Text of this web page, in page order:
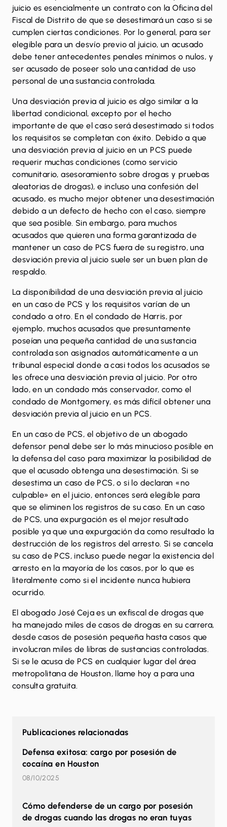
juicio es esencialmente un contrato con la Oficina del
Fiscal de Distrito de que se desestimará un caso si se
cumplen ciertas condiciones. Por lo general, para ser
elegible para un desvío previo al juicio, un acusado
debe tener antecedentes penales mínimos o nulos, y
ser acusado de poseer solo una cantidad de uso
personal de una sustancia controlada.
Una desviación previa al juicio es algo similar a la
libertad condicional, excepto por el hecho
importante de que el caso será desestimado si todos
los requisitos se completan con éxito. Debido a que
una desviación previa al juicio en un PCS puede
requerir muchas condiciones (como servicio
comunitario, asesoramiento sobre drogas y pruebas
aleatorias de drogas), e incluso una confesión del
acusado, es mucho mejor obtener una desestimación
debido a un defecto de hecho con el caso, siempre
que sea posible. Sin embargo, para muchos
acusados ​​que quieren una forma garantizada de
mantener un caso de PCS fuera de su registro, una
desviación previa al juicio suele ser un buen plan de
respaldo.
La disponibilidad de una desviación previa al juicio
en un caso de PCS y los requisitos varían de un
condado a otro. En el condado de Harris, por
ejemplo, muchos acusados ​​que presuntamente
poseían una pequeña cantidad de una sustancia
controlada son asignados automáticamente a un
tribunal especial donde a casi todos los acusados ​​se
les ofrece una desviación previa al juicio. Por otro
lado, en un condado más conservador, como el
condado de Montgomery, es más difícil obtener una
desviación previa al juicio en un PCS.
En un caso de PCS, el objetivo de un abogado
defensor penal debe ser lo más minucioso posible en
la defensa del caso para maximizar la posibilidad de
que el acusado obtenga una desestimación. Si se
desestima un caso de PCS, o si lo declaran «no
culpable» en el juicio, entonces será elegible para
que se eliminen los registros de su caso. En un caso
de PCS, una expurgación es el mejor resultado
posible ya que una expurgación da como resultado la
destrucción de los registros del arresto. Si se cancela
su caso de PCS, incluso puede negar la existencia del
arresto en la mayoría de los casos, por lo que es
literalmente como si el incidente nunca hubiera
ocurrido.
El abogado José Ceja es un exfiscal de drogas que
ha manejado miles de casos de drogas en su carrera,
desde casos de posesión pequeña hasta casos que
involucran miles de libras de sustancias controladas.
Si se le acusa de PCS en cualquier lugar del área
metropolitana de Houston, llame hoy a para una
consulta gratuita.
Publicaciones relacionadas
Defensa exitosa: cargo por posesión de
cocaína en Houston
08/10/2025
Cómo defenderse de un cargo por posesión
de drogas cuando las drogas no eran tuyas